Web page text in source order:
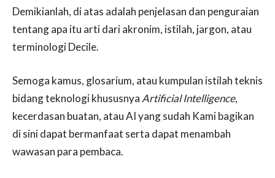
Demikianlah, di atas adalah penjelasan dan penguraian
tentang apa itu arti dari akronim, istilah, jargon, atau
terminologi Decile.
Semoga kamus, glosarium, atau kumpulan istilah teknis
bidang teknologi khususnyaArtificial Intelligence,
kecerdasan buatan, atau AI yang sudah Kami bagikan
di sini dapat bermanfaat serta dapat menambah
wawasan para pembaca.